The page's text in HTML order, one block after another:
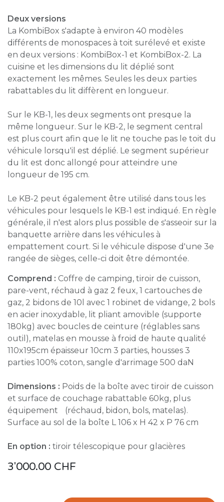
Deux versions
La KombiBox s'adapte à environ 40 modèles
différents de monospaces à toit surélevé et existe
en deux versions : KombiBox-1 et KombiBox-2. La
cuisine et les dimensions du lit déplié sont
exactement les mêmes. Seules les deux parties
rabattables du lit diffèrent en longueur.
Sur le KB-1, les deux segments ont presque la
même longueur. Sur le KB-2, le segment central
est plus court afin que le lit ne touche pas le toit du
véhicule lorsqu'il est déplié. Le segment supérieur
du lit est donc allongé pour atteindre une
longueur de 195 cm.
Le KB-2 peut également être utilisé dans tous les
véhicules pour lesquels le KB-1 est indiqué. En règle
générale, il n'est alors plus possible de s'asseoir sur la
banquette arrière dans les véhicules à
empattement court. Si le véhicule dispose d'une 3e
rangée de sièges, celle-ci doit être démontée.
Comprend : Coffre de camping, tiroir de cuisson,
pare-vent, réchaud à gaz 2 feux, 1 cartouches de
gaz, 2 bidons de 10l avec 1 robinet de vidange, 2 bols
en acier inoxydable, lit pliant amovible (supporte
180kg) avec boucles de ceinture (réglables sans
outil), matelas en mousse à froid de haute qualité
110x195cm épaisseur 10cm 3 parties, housses 3
parties 100% coton, sangle d'arrimage 500 daN
Dimensions : Poids de la boîte avec tiroir de cuisson
et surface de couchage rabattable 60kg, plus
équipement (réchaud, bidon, bols, matelas).
Surface au sol de la boîte L 106 x H 42 x P 76 cm
En option : tiroir télescopique pour glacières
3'000.00 CHF